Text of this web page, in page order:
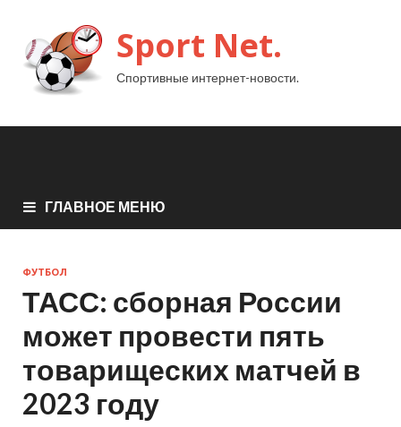
Sport Net.
Спортивные интернет-новости.
ГЛАВНОЕ МЕНЮ
ФУТБОЛ
ТАСС: сборная России
может провести пять
товарищеских матчей в
2023 году